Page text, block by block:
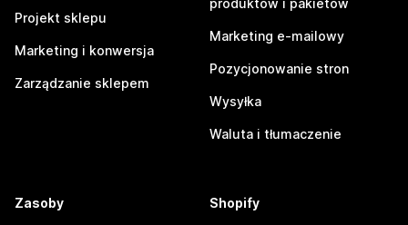
Projekt sklepu
Marketing i konwersja
Zarządzanie sklepem
produktów i pakietów
Marketing e-mailowy
Pozycjonowanie stron
Wysyłka
Waluta i tłumaczenie
Zasoby Shopify